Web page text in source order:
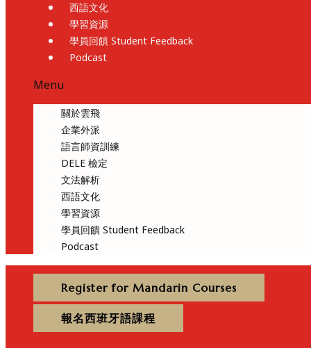
西語文化
學習資源
學員回饋 Student Feedback
Podcast
Menu
關於雲飛
企業外派
語言師資訓練
DELE 檢定
文法解析
西語文化
學習資源
學員回饋 Student Feedback
Podcast
Register for Mandarin Courses
報名西班牙語課程